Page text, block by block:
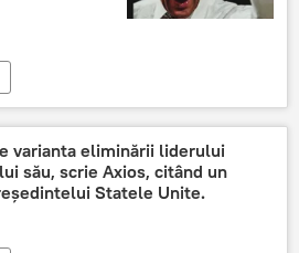
varianta eliminării liderului
său, scrie Axios, citând un
Statele Unite.